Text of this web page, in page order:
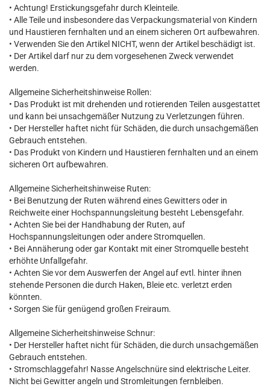
• Achtung! Erstickungsgefahr durch Kleinteile.
• Alle Teile und insbesondere das Verpackungsmaterial von Kindern
und Haustieren fernhalten und an einem sicheren Ort aufbewahren.
• Verwenden Sie den Artikel NICHT, wenn der Artikel beschädigt ist.
• Der Artikel darf nur zu dem vorgesehenen Zweck verwendet
werden.
Allgemeine Sicherheitshinweise Rollen:
• Das Produkt ist mit drehenden und rotierenden Teilen ausgestattet
und kann bei unsachgemäßer Nutzung zu Verletzungen führen.
• Der Hersteller haftet nicht für Schäden, die durch unsachgemäßen
Gebrauch entstehen.
• Das Produkt von Kindern und Haustieren fernhalten und an einem
sicheren Ort aufbewahren.
Allgemeine Sicherheitshinweise Ruten:
• Bei Benutzung der Ruten während eines Gewitters oder in
Reichweite einer Hochspannungsleitung besteht Lebensgefahr.
• Achten Sie bei der Handhabung der Ruten, auf
Hochspannungsleitungen oder andere Stromquellen.
• Bei Annäherung oder gar Kontakt mit einer Stromquelle besteht
erhöhte Unfallgefahr.
• Achten Sie vor dem Auswerfen der Angel auf evtl. hinter ihnen
stehende Personen die durch Haken, Bleie etc. verletzt erden
könnten.
• Sorgen Sie für genügend großen Freiraum.
Allgemeine Sicherheitshinweise Schnur:
• Der Hersteller haftet nicht für Schäden, die durch unsachgemäßen
Gebrauch entstehen.
• Stromschlaggefahr! Nasse Angelschnüre sind elektrische Leiter.
Nicht bei Gewitter angeln und Stromleitungen fernbleiben.